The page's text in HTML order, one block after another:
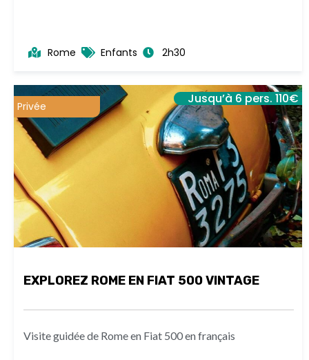
Rome Enfants 2h30
Jusqu’à 6 pers. 110€
Privée
EXPLOREZ ROME EN FIAT 500 VINTAGE
Visite guidée de Rome en Fiat 500 en français